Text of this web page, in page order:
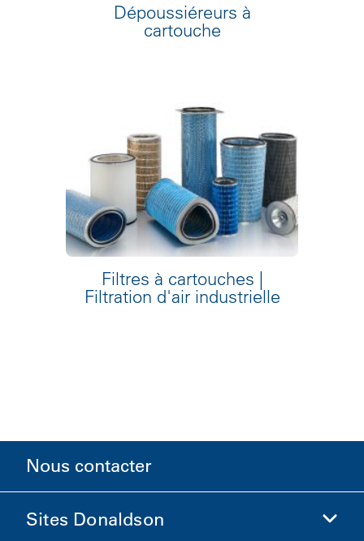
Dépoussiéreurs à
cartouche
Filtres à cartouches |
Filtration d'air industrielle
Nous contacter
Sites Donaldson